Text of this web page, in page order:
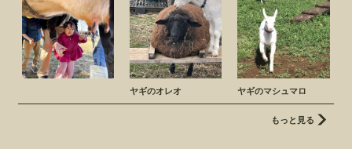
ヤギのオレオ ヤギのマシュマロ
もっと見る